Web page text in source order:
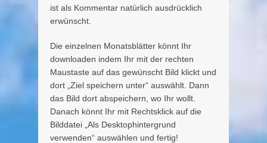
ist als Kommentar natürlich ausdrücklich
erwünscht.
Die einzelnen Monatsblätter könnt Ihr
downloaden indem Ihr mit der rechten
Maustaste auf das gewünscht Bild klickt und
dort „Ziel speichern unter“ auswählt. Dann
das Bild dort abspeichern, wo Ihr wollt.
Danach könnt Ihr mit Rechtsklick auf die
Bilddatei „Als Desktophintergrund
verwenden“ auswählen und fertig!